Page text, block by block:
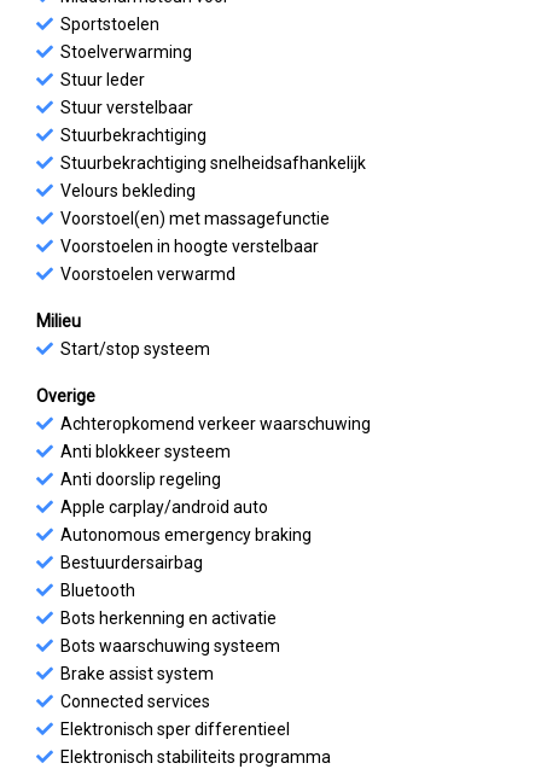
Sportstoelen
Stoelverwarming
Stuur leder
Stuur verstelbaar
Stuurbekrachtiging
Stuurbekrachtiging snelheidsafhankelijk
Velours bekleding
Voorstoel(en) met massagefunctie
Voorstoelen in hoogte verstelbaar
Voorstoelen verwarmd
Milieu
Start/stop systeem
Overige
Achteropkomend verkeer waarschuwing
Anti blokkeer systeem
Anti doorslip regeling
Apple carplay/android auto
Autonomous emergency braking
Bestuurdersairbag
Bluetooth
Bots herkenning en activatie
Bots waarschuwing systeem
Brake assist system
Connected services
Elektronisch sper differentieel
Elektronisch stabiliteits programma